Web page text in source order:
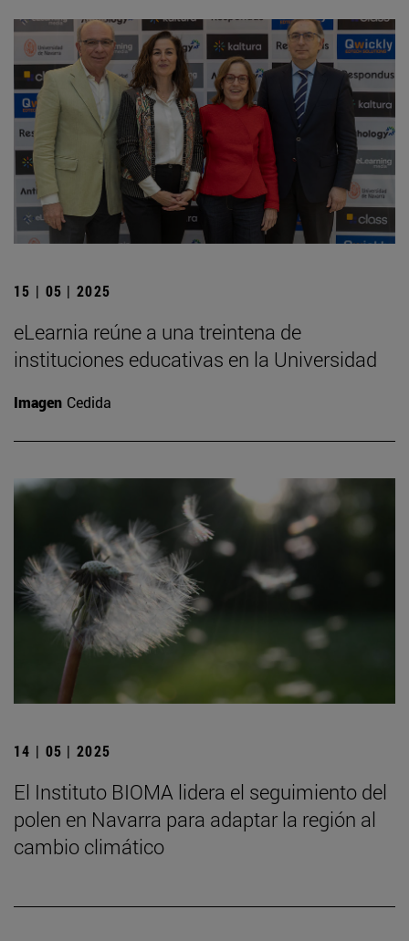
15 | 05 | 2025
eLearnia reúne a una treintena de
instituciones educativas en la Universidad
Imagen Cedida
14 | 05 | 2025
El Instituto BIOMA lidera el seguimiento del
polen en Navarra para adaptar la región al
cambio climático